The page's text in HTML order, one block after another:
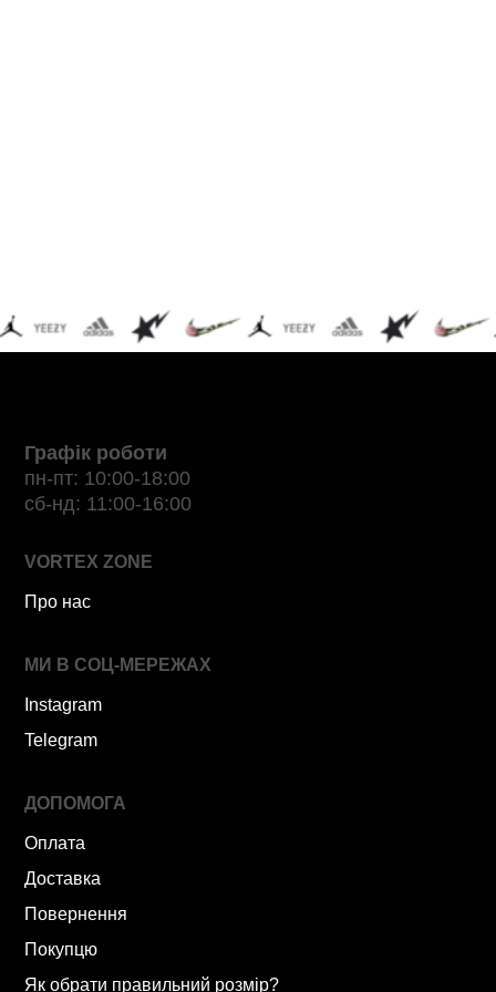
Графік роботи
пн-пт: 10:00-18:00
сб-нд: 11:00-16:00
VORTEX ZONE
Про нас
МИ В СОЦ-МЕРЕЖАХ
Instagram
Telegram
ДОПОМОГА
Оплата
Доставка
Повернення
Покупцю
Як обрати правильний розмір?